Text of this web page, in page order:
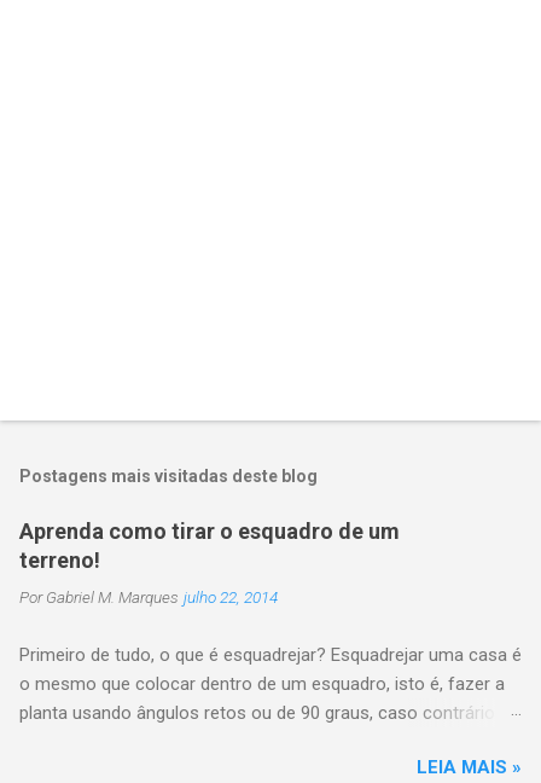
Postagens mais visitadas deste blog
Aprenda como tirar o esquadro de um
terreno!
PorGabriel M. Marques julho 22, 2014
Primeiro de tudo, o que é esquadrejar? Esquadrejar uma casa é
o mesmo que colocar dentro de um esquadro, isto é, fazer a
planta usando ângulos retos ou de 90 graus, caso contrário
dentro do terreno. Isto é bastante fácil de fazer quando você
LEIA MAIS »